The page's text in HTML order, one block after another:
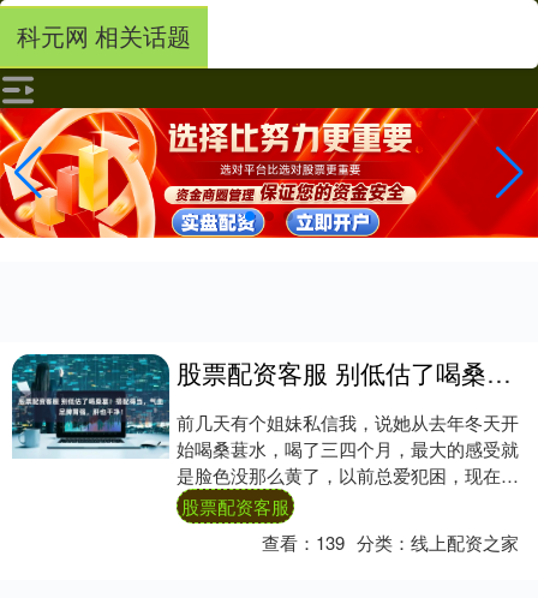
科元网 相关话题
股票配资客服 别低估了喝桑葚！搭配得当，气血足脾胃强，肝也干净！
前几天有个姐妹私信我，说她从去年冬天开
始喝桑葚水，喝了三四个月，最大的感受就
是脸色没那么黄了，以前总爱犯困，现在午
饭后也不怎么困。她说最惊喜的是脸上的斑
淡了一点....
股票配资客服
查看： 139 分类：线上配资之家